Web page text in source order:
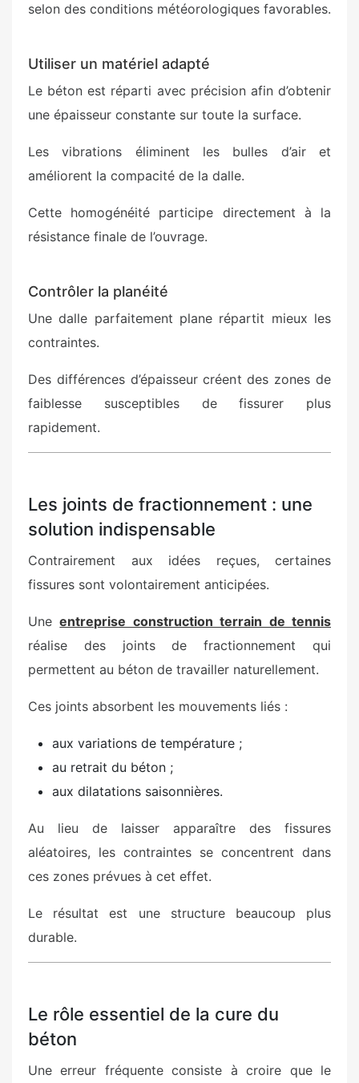
selon des conditions météorologiques favorables.
Utiliser un matériel adapté
Le béton est réparti avec précision afin d’obtenir
une épaisseur constante sur toute la surface.
Les vibrations éliminent les bulles d’air et
améliorent la compacité de la dalle.
Cette homogénéité participe directement à la
résistance finale de l’ouvrage.
Contrôler la planéité
Une dalle parfaitement plane répartit mieux les
contraintes.
Des différences d’épaisseur créent des zones de
faiblesse susceptibles de fissurer plus
rapidement.
Les joints de fractionnement : une
solution indispensable
Contrairement aux idées reçues, certaines
fissures sont volontairement anticipées.
Uneentreprise construction terrain de tennis
réalise des joints de fractionnement qui
permettent au béton de travailler naturellement.
Ces joints absorbent les mouvements liés :
aux variations de température ;
au retrait du béton ;
aux dilatations saisonnières.
Au lieu de laisser apparaître des fissures
aléatoires, les contraintes se concentrent dans
ces zones prévues à cet effet.
Le résultat est une structure beaucoup plus
durable.
Le rôle essentiel de la cure du
béton
Une erreur fréquente consiste à croire que le